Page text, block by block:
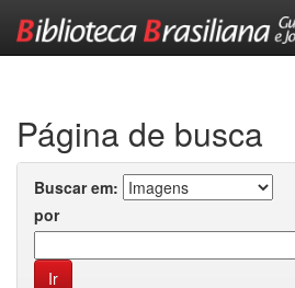
Página de busca
Buscar em:
por